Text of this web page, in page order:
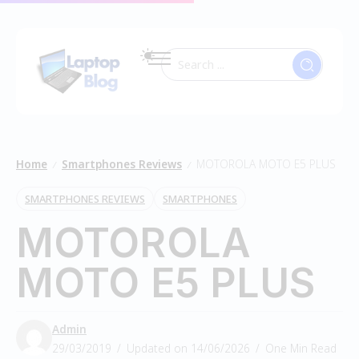
Home Smartphones Reviews MOTOROLA MOTO E5 PLUS
SMARTPHONES REVIEWS SMARTPHONES
MOTOROLA
MOTO E5 PLUS
Admin
29/03/2019
Updated on 14/06/2026 One Min Read